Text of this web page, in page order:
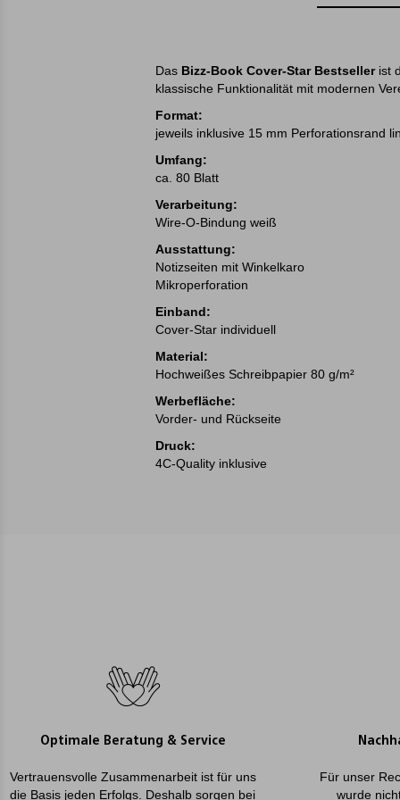
Das Bizz-Book Cover-Star Bestsellerist
klassische Funktionalität mit modernen
Format:
jeweils inklusive 15 mm Perforationsrand
Umfang:
ca. 80 Blatt
Verarbeitung:
Wire-O-Bindung weiß
Ausstattung:
Notizseiten mit Winkelkaro
Mikroperforation
Einband:
Cover-Star individuell
Material:
Hochweißes Schreibpapier 80 g/m²
Werbefläche:
Vorder- und Rückseite
Druck:
4C-Quality inklusive
Optimale Beratung & Service
Vertrauensvolle Zusammenarbeit ist für uns
die Basis jeden Erfolgs. Deshalb sorgen bei
Für unser
wurde